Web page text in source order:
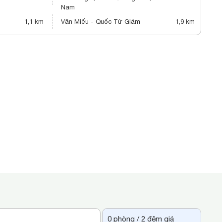
Nam
1,1 km Văn Miếu - Quốc Tử Giám 1,9 km
0 phòng / 2 đêm giá